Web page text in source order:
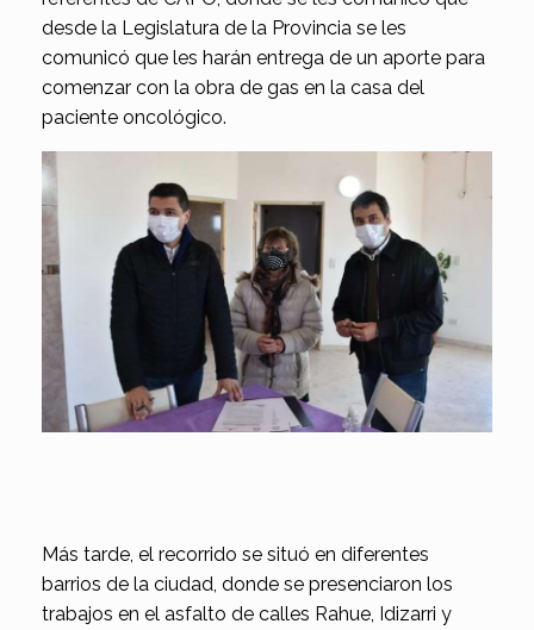
desde la Legislatura de la Provincia se les
comunicó que les harán entrega de un aporte para
comenzar con la obra de gas en la casa del
paciente oncológico.
Más tarde, el recorrido se situó en diferentes
barrios de la ciudad, donde se presenciaron los
trabajos en el asfalto de calles Rahue, Idizarri y